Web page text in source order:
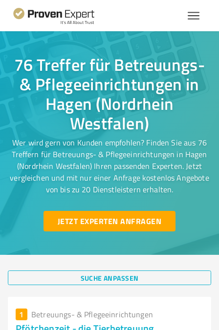
76 Treffer für Betreuungs-
& Pflegeeinrichtungen in
Hagen (Nordrhein
Westfalen)
Wer wird gern von Kunden empfohlen? Finden Sie aus 76
Treffern für Betreuungs- & Pflegeeinrichtungen in Hagen
(Nordrhein Westfalen) Ihren passenden Experten. Jetzt
vergleichen und mit nur einer Anfrage kostenlos Angebote
von bis zu 20 Dienstleistern erhalten.
JETZT EXPERTEN ANFRAGEN
SUCHE ANPASSEN
1 Betreuungs- & Pflegeeinrichtungen